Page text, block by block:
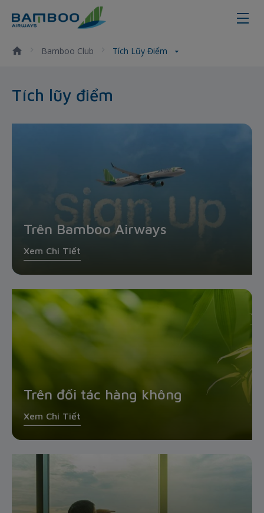
Tích lũy điểm - Bamboo Airways
Bamboo Club Tích Lũy Điểm
Tích lũy điểm
Trên Bamboo Airways
Xem Chi Tiết
Trên đối tác hàng không
Xem Chi Tiết